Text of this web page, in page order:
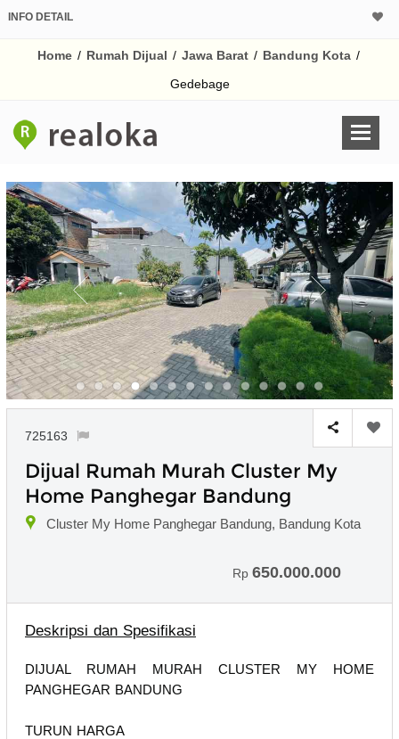
INFO DETAIL
Home / Rumah Dijual / Jawa Barat / Bandung Kota /
Gedebage
725163
Dijual Rumah Murah Cluster My
Home Panghegar Bandung
Cluster My Home Panghegar Bandung, Bandung Kota
Rp 650.000.000
Deskripsi dan Spesifikasi
DIJUAL RUMAH MURAH CLUSTER MY HOME
PANGHEGAR BANDUNG
TURUN HARGA
Harga Rp
% /th
Untuk hasil simulasi
pada kotak-
Simpan